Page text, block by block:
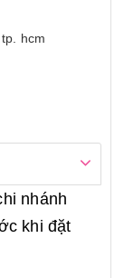
hcm
nhánh
khi đặt